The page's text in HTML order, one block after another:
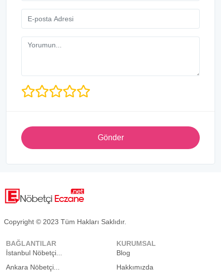
Gönder
Copyright © 2023 Tüm Hakları Saklıdır.
BAĞLANTILAR
İstanbul Nöbetçi...
Ankara Nöbetçi...
KURUMSAL
Blog
Hakkımızda